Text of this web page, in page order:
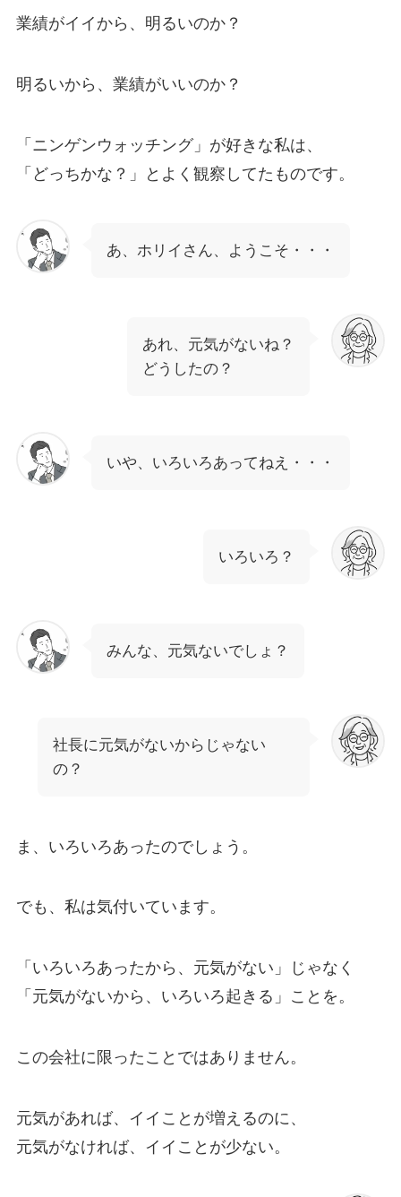
業績がイイから、明るいのか？
明るいから、業績がいいのか？
「ニンゲンウォッチング」が好きな私は、
「どっちかな？」とよく観察してたものです。
あ、ホリイさん、ようこそ・・・
あれ、元気がないね？
どうしたの？
いや、いろいろあってねえ・・・
いろいろ？
みんな、元気ないでしょ？
社長に元気がないからじゃない
の？
ま、いろいろあったのでしょう。
でも、私は気付いています。
「いろいろあったから、元気がない」じゃなく
「元気がないから、いろいろ起きる」ことを。
この会社に限ったことではありません。
元気があれば、イイことが増えるのに、
元気がなければ、イイことが少ない。